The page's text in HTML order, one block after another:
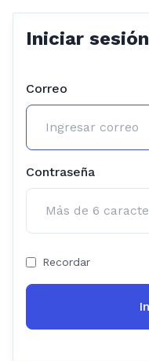
Iniciar sesión
Correo
Contraseña
Recordar